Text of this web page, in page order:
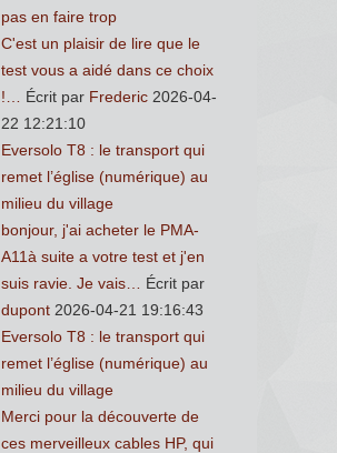
pas en faire trop
C'est un plaisir de lire que le
test vous a aidé dans ce choix
!…
Écrit par Frederic 2026-04-
22 12:21:10
Eversolo T8 : le transport qui
remet l’église (numérique) au
milieu du village
bonjour, j'ai acheter le PMA-
A11à suite a votre test et j'en
suis ravie. Je vais…
Écrit par
dupont 2026-04-21 19:16:43
Eversolo T8 : le transport qui
remet l’église (numérique) au
milieu du village
Merci pour la découverte de
ces merveilleux cables HP, qui